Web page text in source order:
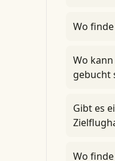
Wo
Wo
gebucht
Gibt es
Wo